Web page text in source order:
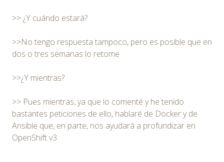
>> ¿Y cuándo estará?
>>No tengo respuesta tampoco, pero es posible que en
dos o tres semanas lo retome
>>¿Y mientras?
>> Pues mientras, ya que lo comenté y he tenido
bastantes peticiones de ello, hablaré de Docker y de
Ansible que, en parte, nos ayudará a profundizar en
OpenShift v3